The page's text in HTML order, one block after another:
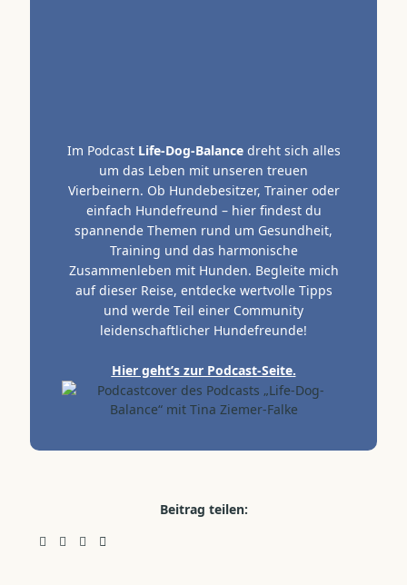
Im Podcast Life-Dog-Balancedreht sich alles
um das Leben mit unseren treuen
Vierbeinern. Ob Hundebesitzer, Trainer oder
einfach Hundefreund – hier findest du
spannende Themen rund um Gesundheit,
Training und das harmonische
Zusammenleben mit Hunden. Begleite mich
auf dieser Reise, entdecke wertvolle Tipps
und werde Teil einer Community
leidenschaftlicher Hundefreunde!
Hier geht’s zur Podcast-Seite.
Beitrag teilen: